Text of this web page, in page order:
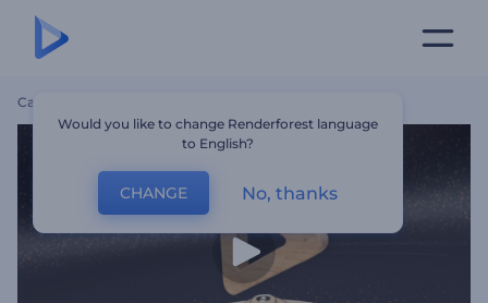
Casa
Would you like to change Renderforest language
to English?
CHANGE No, thanks